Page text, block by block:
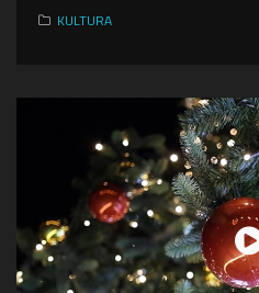
KULTURA